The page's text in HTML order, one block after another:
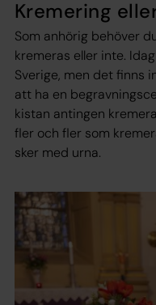
Kremering
Som anhörig behöver
kremeras eller inte.
Sverige, men det finns
att ha en
kistan antingen
fler och fler som
sker med urna.